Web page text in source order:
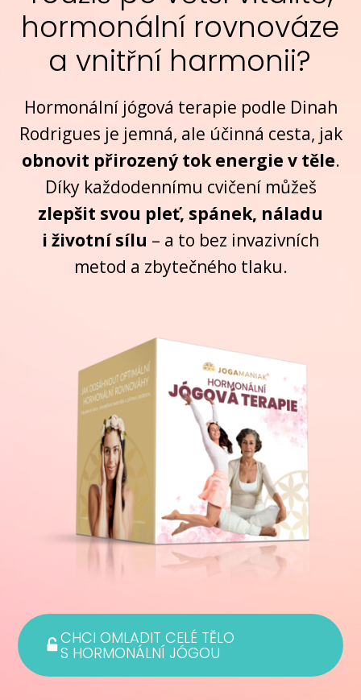
hormonální rovnováze
a vnitřní harmonii?
Hormonální jógová terapie podle Dinah
Rodrigues je jemná, ale účinná cesta, jak
obnovit přirozený tok energie v těle.
Díky každodennímu cvičení můžeš
zlepšit svou pleť, spánek, náladu
i životní sílu – a to bez invazivních
metod a zbytečného tlaku.
CHCI OMLADIT CELÉ TĚLO
S HORMONÁLNÍ JÓGOU